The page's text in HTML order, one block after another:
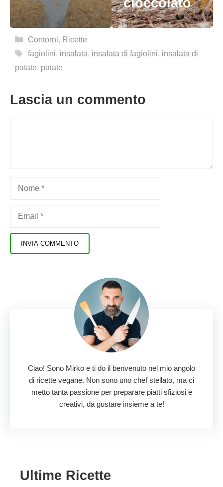
cioccolato
Categorie
Contorni, Ricette
Tag
fagiolini, insalata, insalata di fagiolini, insalata di
patate, patate
Lascia un commento
Ciao! Sono Mirko e ti do il benvenuto nel mio angolo
di ricette vegane. Non sono uno chef stellato, ma ci
metto tanta passione per preparare piatti sfiziosi e
creativi, da gustare insieme a te!
Ultime Ricette